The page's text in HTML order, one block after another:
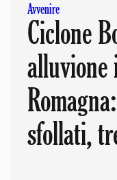
Avvenire
Ciclone
sfollati,